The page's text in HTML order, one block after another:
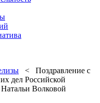
< Поздравление с
дел Российской
Волковой